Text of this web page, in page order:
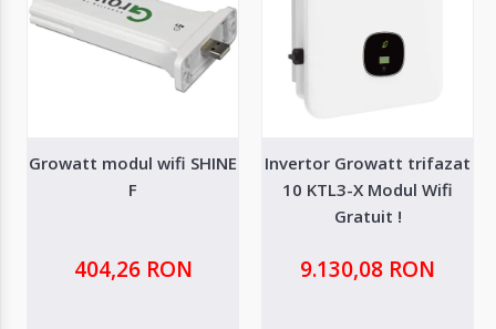
Growatt modul wifi SHINE
F
404,26 RON
Invertor Growatt trifazat
10 KTL3-X Modul Wifi
Gratuit !
9.130,08 RON